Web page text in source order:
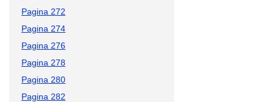
Pagina 272
Pagina 274
Pagina 276
Pagina 278
Pagina 280
Pagina 282